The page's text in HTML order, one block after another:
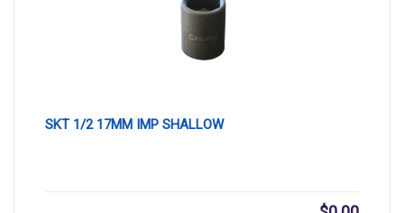
SKT 1/2 17MM IMP SHALLOW